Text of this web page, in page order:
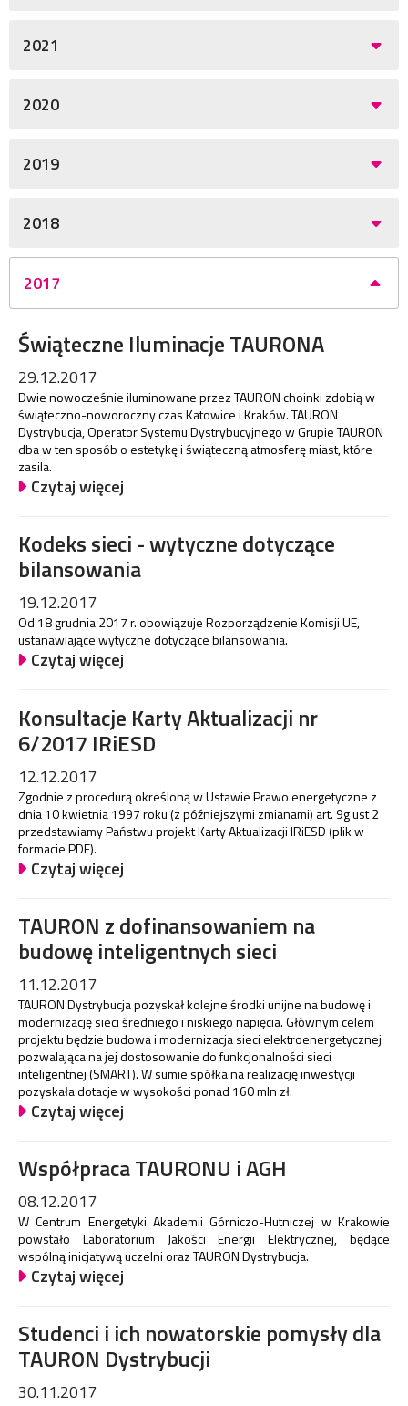
2021
2020
2019
2018
2017
Świąteczne Iluminacje TAURONA
29.12.2017
Dwie nowocześnie iluminowane przez TAURON choinki zdobią w
świąteczno-noworoczny czas Katowice i Kraków. TAURON
Dystrybucja, Operator Systemu Dystrybucyjnego w Grupie TAURON
dba w ten sposób o estetykę i świąteczną atmosferę miast, które
zasila.
Czytaj więcej
Kodeks sieci - wytyczne dotyczące
bilansowania
19.12.2017
Od 18 grudnia 2017 r. obowiązuje Rozporządzenie Komisji UE,
ustanawiające wytyczne dotyczące bilansowania.
Czytaj więcej
Konsultacje Karty Aktualizacji nr
6/2017 IRiESD
12.12.2017
Zgodnie z procedurą określoną w Ustawie Prawo energetyczne z
dnia 10 kwietnia 1997 roku (z późniejszymi zmianami) art. 9g ust 2
przedstawiamy Państwu projekt Karty Aktualizacji IRiESD (plik w
formacie PDF).
Czytaj więcej
TAURON z dofinansowaniem na
budowę inteligentnych sieci
11.12.2017
TAURON Dystrybucja pozyskał kolejne środki unijne na budowę i
modernizację sieci średniego i niskiego napięcia. Głównym celem
projektu będzie budowa i modernizacja sieci elektroenergetycznej
pozwalająca na jej dostosowanie do funkcjonalności sieci
inteligentnej (SMART). W sumie spółka na realizację inwestycji
pozyskała dotacje w wysokości ponad 160 mln zł.
Czytaj więcej
Współpraca TAURONU i AGH
08.12.2017
W Centrum Energetyki Akademii Górniczo-Hutniczej w Krakowie
powstało Laboratorium Jakości Energii Elektrycznej, będące
wspólną inicjatywą uczelni oraz TAURON Dystrybucja.
Czytaj więcej
Studenci i ich nowatorskie pomysły dla
TAURON Dystrybucji
30.11.2017